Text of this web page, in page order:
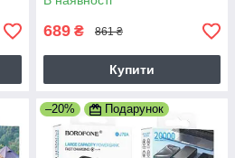
689 ₴ 861 ₴
Купити
–20% Подарунок